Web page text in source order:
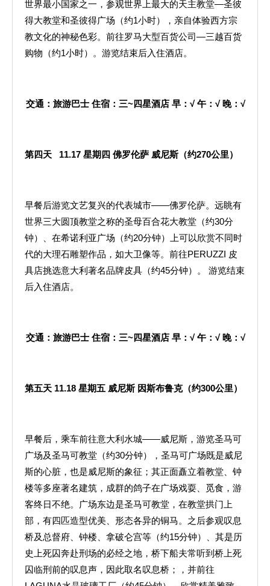
世界最小国家之一，参观世界上最大的天主教堂—圣彼
得大教堂和圣彼得广场（约1小时），亲自体验西方宗
教文化的神秘色彩。前往罗马大型百货公司—三越百货
购物（约1小时）。游览结束后入住酒店。
交通：旅游巴士 住宿：三~四星酒店 早： √午： √ 晚： √
第四天 11.17 星期四 佛罗伦萨 威尼斯（约270公里）
早餐后游览文艺复兴的代表城市——佛罗伦萨。远眺有
世界三大圆顶教堂之称的圣母百合花大教堂（约30分
钟）、在希诺利亚广场（约20分钟）上可以欣赏不同时
代的大理石雕塑作品，如大卫像等。前往PERUZZI 皮
具店挑选意大利著名品牌皮具（约45分钟）。 游览结束
后入住酒店。
交通：旅游巴士 住宿：三~四星酒店 早： √午： √ 晚： √
第五天 11.18 星期五 威尼斯 因斯布鲁克（约300公里）
早餐后，乘车前往意大利水城——威尼斯，游览圣马可
广场及圣马可教堂（约30分钟），圣马可广场既是威尼
斯的心脏，也是威尼斯的象征；其正面矗立着教堂、钟
楼等多座著名建筑，成群的鸽子在广场戏耍、觅食，游
客终日不绝。广场东边是圣马可教堂，在教堂拱门上
部，有四匹造型优美、形态各异的铜马。之后参观叹息
桥及总督府、钟楼、拿破仑宫等（约15分钟）、其是历
史上死囚奔赴刑场的必经之地，桥下船夫常听到桥上死
囚临刑前的叹息声，因此取名叹息桥；，并前往